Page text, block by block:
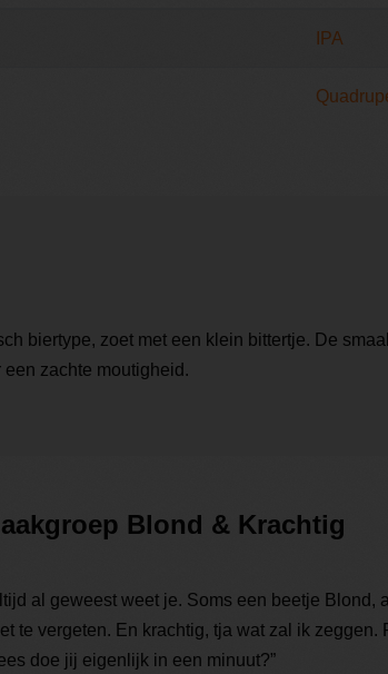
IPA
biertype, zoet met een klein bittertje. De
zachte moutigheid.
Blond & Krachtig
al geweest weet je. Soms een beetje Blond,
te vergeten. En krachtig, tja wat zal ik zeggen.
doe jij eigenlijk in een minuut?”